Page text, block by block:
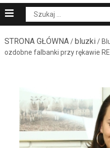
Szukaj:
STRONA GŁÓWNA/ bluzki/
ozdobne falbanki przy rękawie